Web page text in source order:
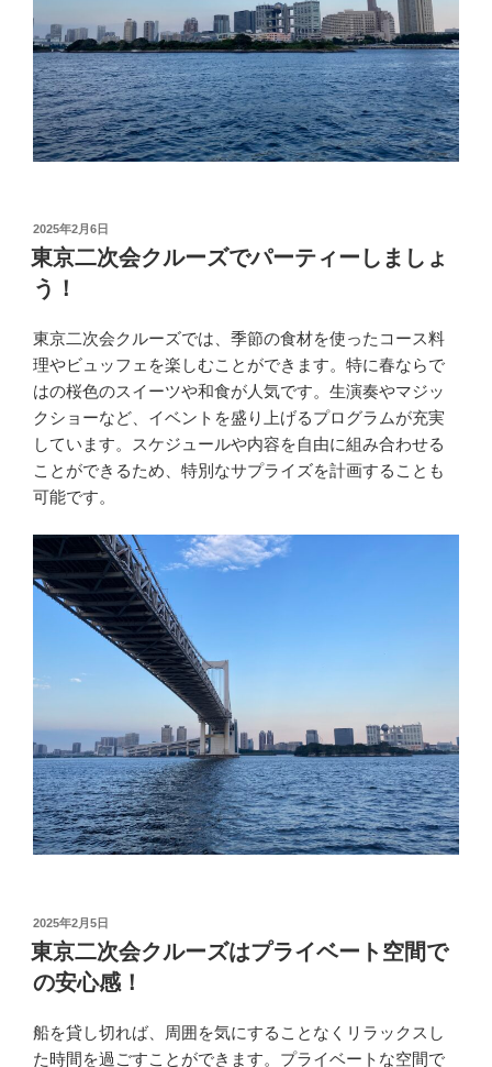
投
稿
日:
2025年2月6日
東京二次会クルーズでパーティーしましょ
う！
東京二次会クルーズでは、季節の食材を使ったコース料
理やビュッフェを楽しむことができます。特に春ならで
はの桜色のスイーツや和食が人気です。生演奏やマジッ
クショーなど、イベントを盛り上げるプログラムが充実
しています。スケジュールや内容を自由に組み合わせる
ことができるため、特別なサプライズを計画することも
可能です。
投
稿
日:
2025年2月5日
東京二次会クルーズはプライベート空間で
の安心感！
船を貸し切れば、周囲を気にすることなくリラックスし
た時間を過ごすことができます。プライベートな空間で